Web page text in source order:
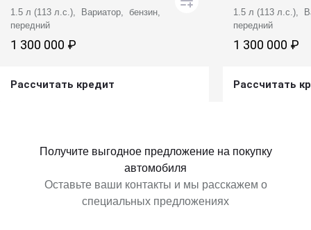
1.5 л (113 л.с.), Вариатор, бензин,
передний
1 300 000 ₽
Рассчитать кредит
1.5 л (113 л.с.),
передний
1 300 000 ₽
Рассчитать
Получите выгодное предложение на покупку
автомобиля
Оставьте ваши контакты и мы расскажем о
специальных предложениях